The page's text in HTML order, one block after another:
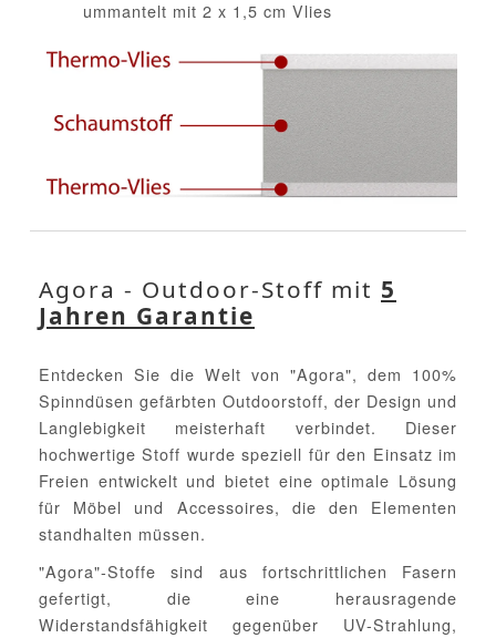
ummantelt mit 2 x 1,5 cm Vlies
Agora - Outdoor-Stoff mit 5
Jahren Garantie
Entdecken Sie die Welt von "Agora", dem 100%
Spinndüsen gefärbten Outdoorstoff, der Design und
Langlebigkeit meisterhaft verbindet. Dieser
hochwertige Stoff wurde speziell für den Einsatz im
Freien entwickelt und bietet eine optimale Lösung
für Möbel und Accessoires, die den Elementen
standhalten müssen.
"Agora"-Stoffe sind aus fortschrittlichen Fasern
gefertigt, die eine herausragende
Widerstandsfähigkeit gegenüber UV-Strahlung,